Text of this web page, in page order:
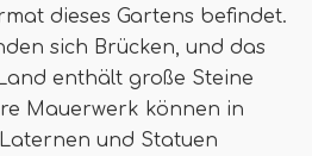
dieses Gartens befindet.
sich Brücken, und das
enthält große Steine
Mauerwerk können in
und Statuen